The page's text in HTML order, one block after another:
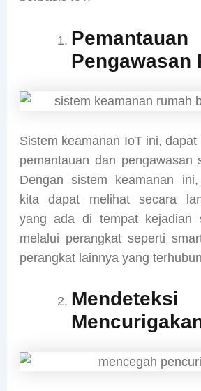
Pengawasan
Sistem keamanan IoT ini,
pemantauan dan pengawasan
Dengan sistem keamanan
kita dapat melihat secara
yang ada di tempat kejadian
melalui perangkat seperti
perangkat lainnya yang